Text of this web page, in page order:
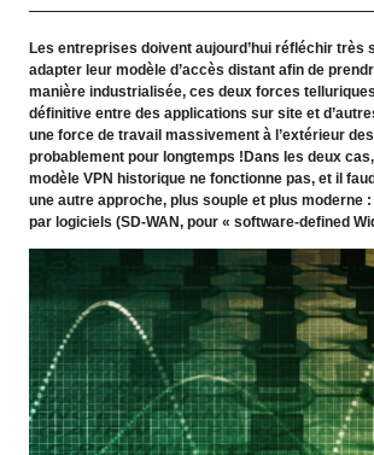
Les entreprises doivent aujourd’hui réfléchir très
adapter leur modèle d’accès distant afin de
manière industrialisée, ces deux forces
définitive entre des applications sur site et
une force de travail massivement à l’extérieur
probablement pour longtemps !Dans les deux
modèle VPN historique ne fonctionne pas, et il
une autre approche, plus souple et plus moderne
par logiciels (SD-WAN, pour « software-defined